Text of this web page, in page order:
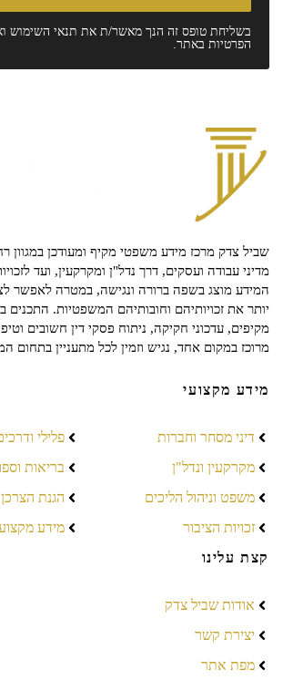
בשליחת טופס זה הנך מאשר/ת את תנאי השימוש
הפרטיות באתר.
שביל צדק מרכז מידע משפטי מקיף ומעודכן
מדיני עבודה ועסקים, דרך נדל"ן ומקרקעין, ועד
המידע מוצג בשפה ברורה ונגישה, במטרה לאפשר
יותר את זכויותיהם וחובותיהם המשפטיות. התכנים
מקיפים, עדכוני חקיקה, ניתוח פסקי דין חשובים
מרוכז במקום אחד, נגיש וזמין לכל מתעניין בתחום
מידע מקצועי
דיני מסחר וחברות
מקרקעין ונדל"ן
משפט וניהול הליכים
זכויות הציבור
פלילי
בריאות
הגנת הצרכן
מידע
קצת עלינו
אודות שביל צדק
יצירת קשר
מפת אתר